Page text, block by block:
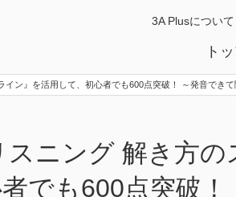
ト
3A Plusについて
ン』を活用して、初心者でも600点突破！ ～発音でき
ニング 解き方の
でも600点突破！